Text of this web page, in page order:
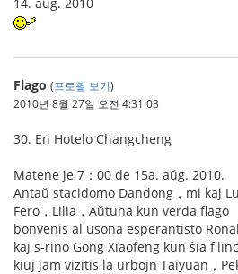
Flago (프로필 보기)
2010년 8월 27일 오전 4:31:03
30. En Hotelo Changcheng
Matene je 7：00 de 15a. aŭg. 2010.
Antaŭ stacidomo Dandong，mi kaj
Fero，Lilia，Aŭtuna kun verda flago
bonvenis al usona esperantisto
kaj s-rino Gong Xiaofeng kun ŝia
kiuj jam vizitis la urbojn Taiyuan，